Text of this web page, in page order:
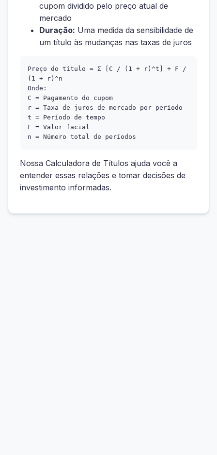
cupom dividido pelo preço atual de
mercado
Duração: Uma medida da sensibilidade de
um título às mudanças nas taxas de juros
Preço do título = Σ [C / (1 + r)^t] + F /
(1 + r)^n
Onde:
C = Pagamento do cupom
r = Taxa de juros de mercado por período
t = Período de tempo
F = Valor facial
n = Número total de períodos
Nossa Calculadora de Títulos ajuda você a
entender essas relações e tomar decisões de
investimento informadas.